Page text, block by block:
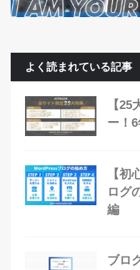
よく読まれている記事
【
ー！
【
ログ
編
ブロ